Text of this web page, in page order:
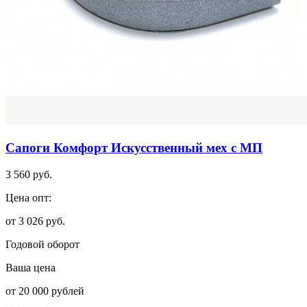
Сапоги Комфорт Искусственный мех с МП
3 560 руб.
Цена опт:
от 3 026 руб.
Годовой оборот
Ваша цена
от 20 000 рублей